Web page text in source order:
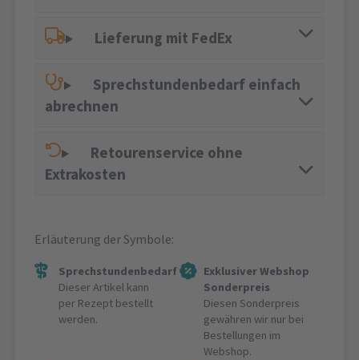
Lieferung mit FedEx
Sprechstundenbedarf einfach
abrechnen
Retourenservice ohne
Extrakosten
Erläuterung der Symbole:
Sprechstundenbedarf
Dieser Artikel kann
per Rezept bestellt
werden.
Exklusiver Webshop
Sonderpreis
Diesen Sonderpreis
gewähren wir nur bei
Bestellungen im
Webshop.